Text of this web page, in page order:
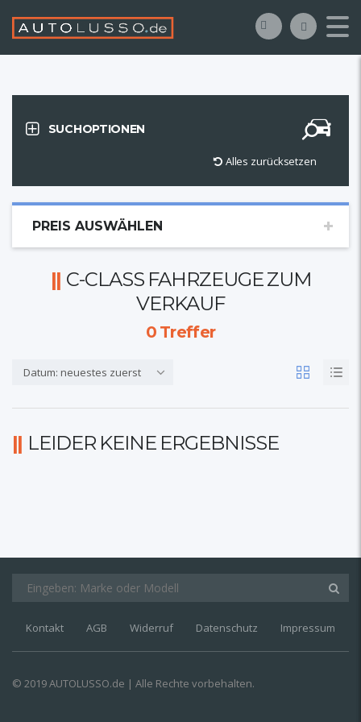
SUCHOPTIONEN
Alles zurücksetzen
PREIS AUSWÄHLEN
C-CLASS FAHRZEUGE ZUM
VERKAUF
0Treffer
Datum: neuestes zuerst
LEIDER KEINE ERGEBNISSE
Kontakt AGB Widerruf Datenschutz Impressum
© 2019 AUTOLUSSO.de | Alle Rechte vorbehalten.